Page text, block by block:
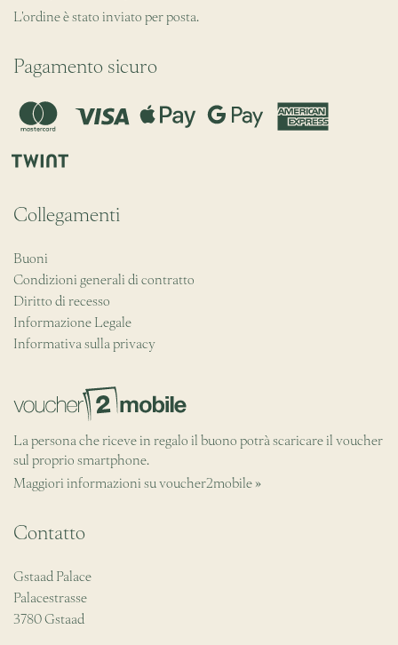
L'ordine è stato inviato per posta.
Pagamento sicuro
Collegamenti
Buoni
Condizioni generali di contratto
Diritto di recesso
Informazione Legale
Informativa sulla privacy
La persona che riceve in regalo il buono potrà scaricare il voucher
sul proprio smartphone.
Maggiori informazioni su voucher2mobile »
Contatto
Gstaad Palace
Palacestrasse
3780 Gstaad